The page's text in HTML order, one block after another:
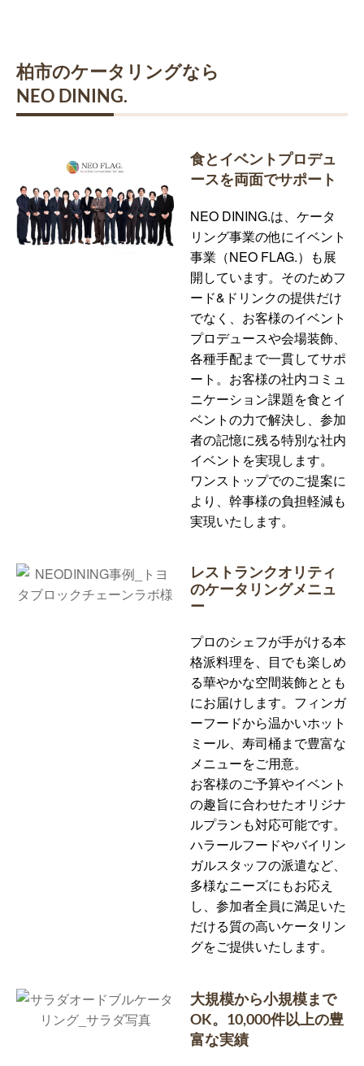
柏市のケータリングなら
NEO DINING.
食とイベントプロデュ
ースを両面でサポート
NEO DINING.は、ケータ
リング事業の他にイベント
事業（NEO FLAG.）も展
開しています。そのためフ
ード&ドリンクの提供だけ
でなく、お客様のイベント
プロデュースや会場装飾、
各種手配まで一貫してサポ
ート。お客様の社内コミュ
ニケーション課題を食とイ
ベントの力で解決し、参加
者の記憶に残る特別な社内
イベントを実現します。
ワンストップでのご提案に
より、幹事様の負担軽減も
実現いたします。
レストランクオリティ
のケータリングメニュ
ー
プロのシェフが手がける本
格派料理を、目でも楽しめ
る華やかな空間装飾ととも
にお届けします。フィンガ
ーフードから温かいホット
ミール、寿司桶まで豊富な
メニューをご用意。
お客様のご予算やイベント
の趣旨に合わせたオリジナ
ルプランも対応可能です。
ハラールフードやバイリン
ガルスタッフの派遣など、
多様なニーズにもお応え
し、参加者全員に満足いた
だける質の高いケータリン
グをご提供いたします。
大規模から小規模まで
OK。10,000件以上の豊
富な実績